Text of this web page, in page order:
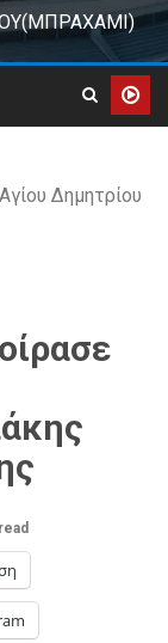
Δημητρίου